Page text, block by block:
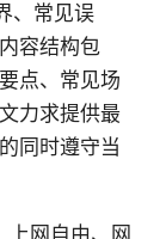
、常见误
容结构包
点、常见场
力求提供最
同时遵守当